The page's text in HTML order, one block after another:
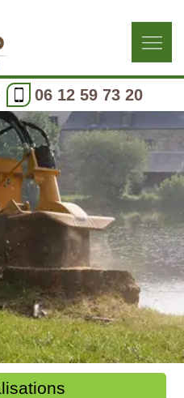
06 12 59 73 20